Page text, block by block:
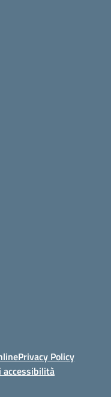
Privacy Policy
accessibilità